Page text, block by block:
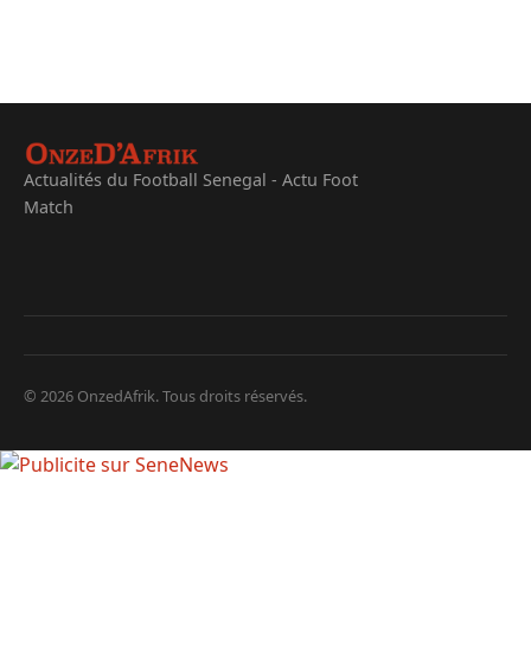
Actualités du Football Senegal - Actu Foot
Match
© 2026 OnzedAfrik. Tous droits réservés.